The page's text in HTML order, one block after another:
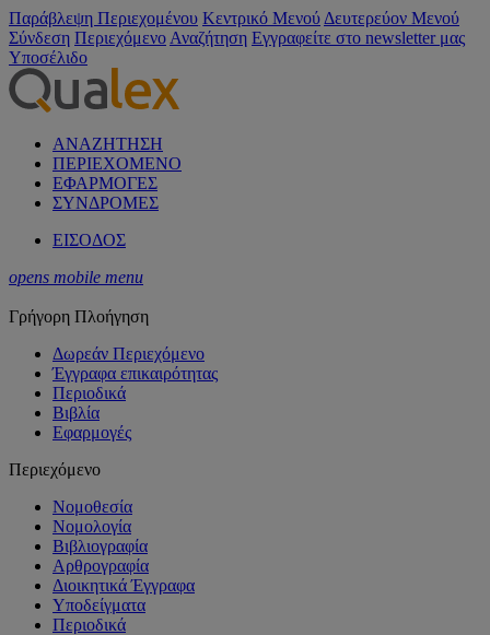
Παράβλεψη Περιεχομένου Κεντρικό Μενού Δευτερεύον Μενού
Σύνδεση Περιεχόμενο Αναζήτηση Εγγραφείτε στο newsletter μας
Υποσέλιδο
ΑΝΑΖΗΤΗΣΗ
ΠΕΡΙΕΧΟΜΕΝΟ
ΕΦΑΡΜΟΓΕΣ
ΣΥΝΔΡΟΜΕΣ
ΕΙΣΟΔΟΣ
opens mobile menu
Γρήγορη Πλοήγηση
Δωρεάν Περιεχόμενο
Έγγραφα επικαιρότητας
Περιοδικά
Βιβλία
Εφαρμογές
Περιεχόμενο
Νομοθεσία
Νομολογία
Βιβλιογραφία
Αρθρογραφία
Διοικητικά Έγγραφα
Υποδείγματα
Περιοδικά